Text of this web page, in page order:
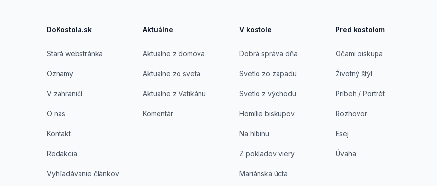
DoKostola.sk
Stará webstránka
Oznamy
V zahraničí
O nás
Kontakt
Redakcia
Vyhľadávanie článkov
Aktuálne
Aktuálne z domova
Aktuálne zo sveta
Aktuálne z Vatikánu
Komentár
V kostole
Dobrá správa dňa
Svetlo zo západu
Svetlo z východu
Homílie biskupov
Na hlbinu
Z pokladov viery
Mariánska úcta
Pred kostolom
Očami biskupa
Životný štýl
Príbeh / Portrét
Rozhovor
Esej
Úvaha